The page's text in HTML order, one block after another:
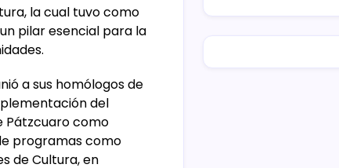
la cual tuvo como
pilar esencial para la
a sus homólogos de
del
Pátzcuaro como
programas como
de Cultura, en